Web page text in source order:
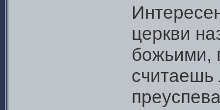
церкви
божьими,
считаешь